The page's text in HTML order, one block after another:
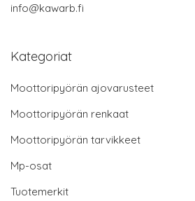
info@kawarb.fi
Kategoriat
Moottoripyörän ajovarusteet
Moottoripyörän renkaat
Moottoripyörän tarvikkeet
Mp-osat
Tuotemerkit